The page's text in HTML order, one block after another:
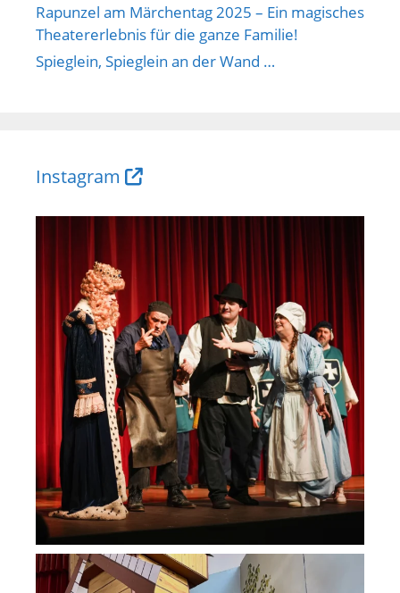
Rapunzel am Märchentag 2025 – Ein magisches
Theatererlebnis für die ganze Familie!
Spieglein, Spieglein an der Wand …
Instagram